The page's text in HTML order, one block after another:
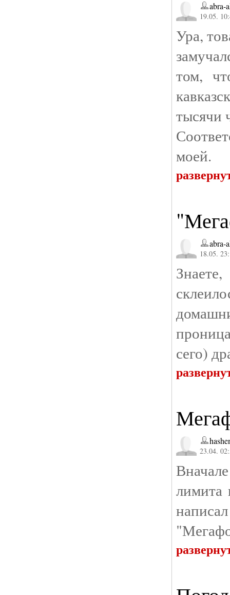
abra-
19.05.
Ура,
том,
тысячи
моей.
abra-
18.05.
сего)
23.04.
лимита